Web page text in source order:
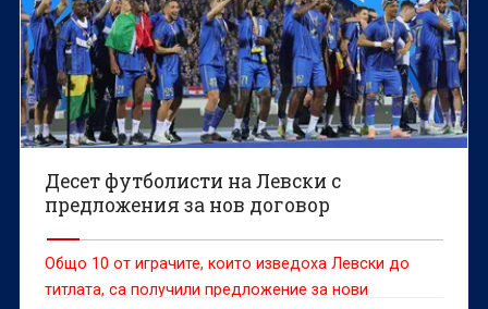
Десет футболисти на Левски с
предложения за нов договор
Общо 10 от играчите, които изведоха Левски до
титлата, са получили предложение за нови